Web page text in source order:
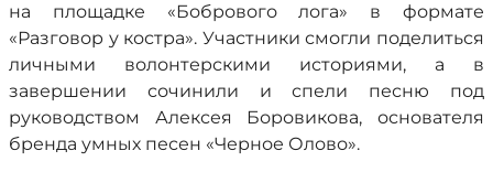
на площадке «Бобрового лога» в формате
«Разговор у костра». Участники смогли поделиться
личными волонтерскими историями, а в
завершении сочинили и спели песню под
руководством Алексея Боровикова, основателя
бренда умных песен «Черное Олово».